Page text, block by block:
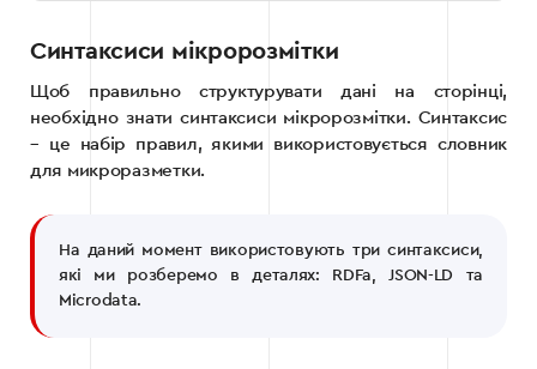
Синтаксиси мікророзмітки
Щоб правильно структурувати дані на сторінці,
необхідно знати синтаксиси мікророзмітки. Синтаксис
– це набір правил, якими використовується словник
для микроразметки.
На даний момент використовують три синтаксиси,
які ми розберемо в деталях: RDFa, JSON-LD та
Microdata.